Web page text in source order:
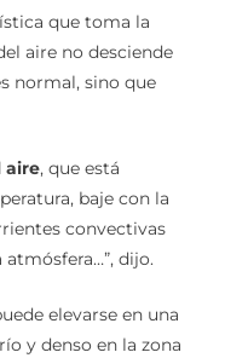
que toma la
aire no desciende
normal, sino que
aire, que está
baje con la
convectivas
dijo.
elevarse en una
y denso en la zona